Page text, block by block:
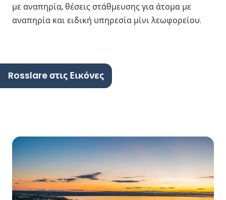
με αναπηρία, θέσεις στάθμευσης για άτομα με
αναπηρία και ειδική υπηρεσία μίνι λεωφορείου.
Rosslare στις Εικόνες